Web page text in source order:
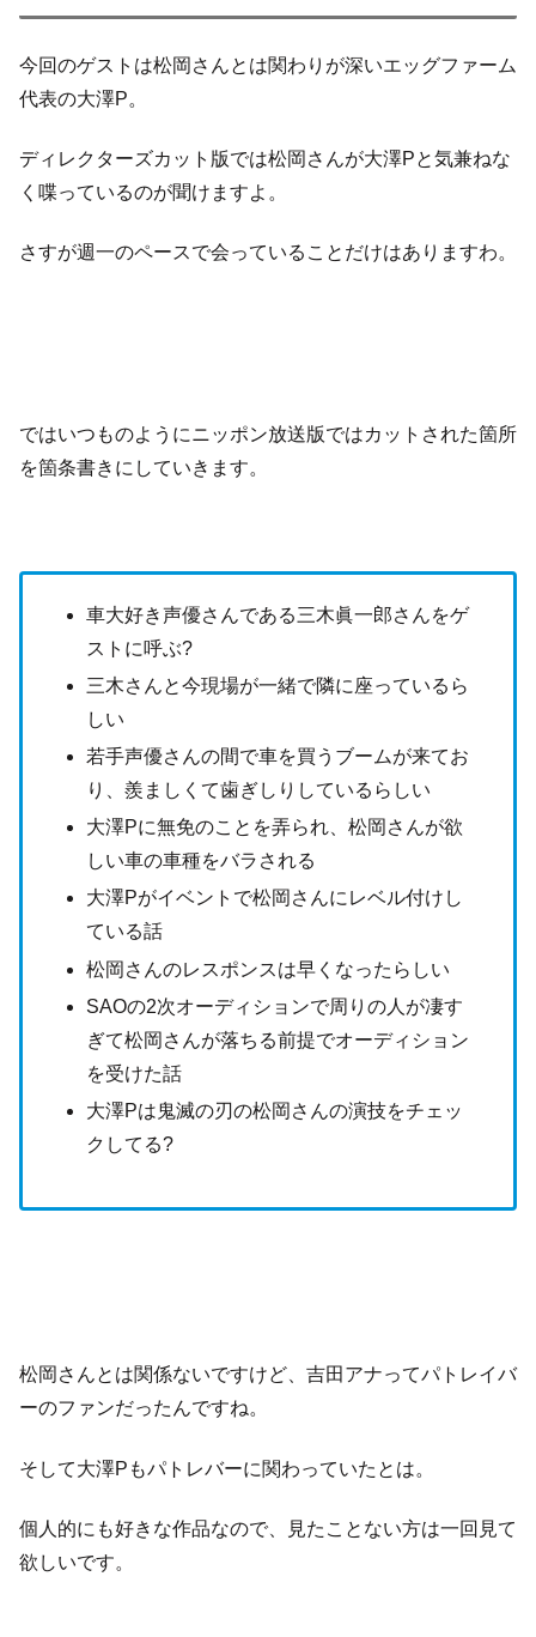
今回のゲストは松岡さんとは関わりが深いエッグファーム
代表の大澤P。
ディレクターズカット版では松岡さんが大澤Pと気兼ねな
く喋っているのが聞けますよ。
さすが週一のペースで会っていることだけはありますわ。
ではいつものようにニッポン放送版ではカットされた箇所
を箇条書きにしていきます。
車大好き声優さんである三木眞一郎さんをゲ
ストに呼ぶ?
三木さんと今現場が一緒で隣に座っているら
しい
若手声優さんの間で車を買うブームが来てお
り、羨ましくて歯ぎしりしているらしい
大澤Pに無免のことを弄られ、松岡さんが欲
しい車の車種をバラされる
大澤Pがイベントで松岡さんにレベル付けし
ている話
松岡さんのレスポンスは早くなったらしい
SAOの2次オーディションで周りの人が凄す
ぎて松岡さんが落ちる前提でオーディション
を受けた話
大澤Pは鬼滅の刃の松岡さんの演技をチェッ
クしてる?
松岡さんとは関係ないですけど、吉田アナってパトレイバ
ーのファンだったんですね。
そして大澤Pもパトレバーに関わっていたとは。
個人的にも好きな作品なので、見たことない方は一回見て
欲しいです。